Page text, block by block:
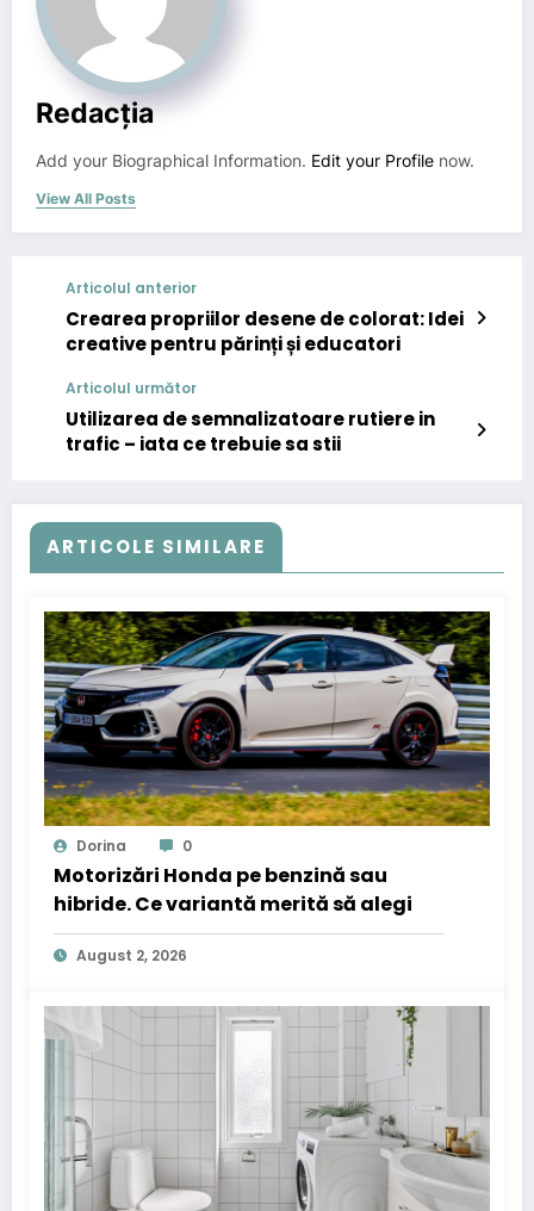
Redacția
Add your Biographical Information. Edit your Profile now.
View All Posts
Articolul anterior
Crearea propriilor desene de colorat: Idei
creative pentru părinți și educatori
Articolul următor
Utilizarea de semnalizatoare rutiere in
trafic – iata ce trebuie sa stii
ARTICOLE SIMILARE
Dorina 0
Motorizări Honda pe benzină sau
hibride. Ce variantă merită să alegi
August 2, 2026